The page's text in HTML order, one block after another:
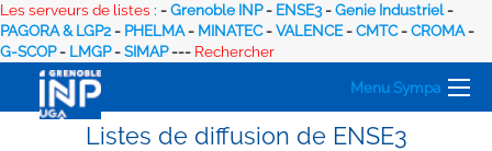
Les serveurs de listes : -Grenoble INP- ENSE3-Genie Industriel-
PAGORA & LGP2- PHELMA- MINATEC-VALENCE-CMTC-CROMA-
G-SCOP- LMGP-SIMAP--- Rechercher
Menu Sympa
Listes de diffusion de ENSE3